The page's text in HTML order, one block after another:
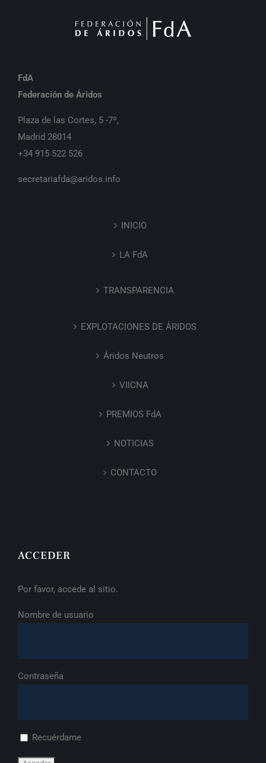
FdA
Federación de Áridos
Plaza de las Cortes, 5 -7º,
Madrid 28014
+34 915 522 526
secretariafda@aridos.info
INICIO
LA FdA
TRANSPARENCIA
EXPLOTACIONES DE ÁRIDOS
Áridos Neutros
VIICNA
PREMIOS FdA
NOTICIAS
CONTACTO
ACCEDER
Por favor, accede al sitio.
Nombre de usuario
Contraseña
Recuérdame